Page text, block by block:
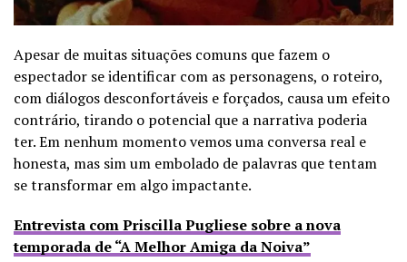
Apesar de muitas situações comuns que fazem o
espectador se identificar com as personagens, o roteiro,
com diálogos desconfortáveis e forçados, causa um efeito
contrário, tirando o potencial que a narrativa poderia
ter.Em nenhum momento vemos uma conversa real e
honesta, mas sim um embolado de palavras que tentam
se transformar em algo impactante.
Entrevista com Priscilla Pugliese sobre a nova
temporada de “A Melhor Amiga da Noiva”